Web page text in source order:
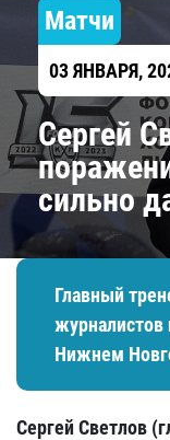
Матчи
03 ЯНВАРЯ,
Сергей
сильно
Главный
журналистов
Нижнем
Сергей Светлов